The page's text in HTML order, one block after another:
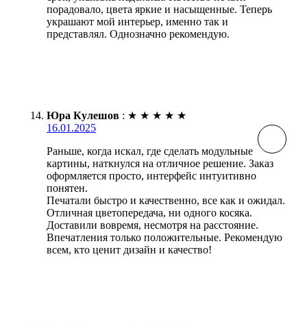
порадовало, цвета яркие и насыщенные. Теперь
украшают мой интерьер, именно так и
представлял. Однозначно рекомендую.
Юра Кулешов : ★ ★ ★ ★ ★
16.01.2025
Раньше, когда искал, где сделать модульные
картины, наткнулся на отличное решение. Заказ
оформляется просто, интерфейс интуитивно
понятен.
Печатали быстро и качественно, все как и ожидал.
Отличная цветопередача, ни одного косяка.
Доставили вовремя, несмотря на расстояние.
Впечатления только положительные. Рекомендую
всем, кто ценит дизайн и качество!